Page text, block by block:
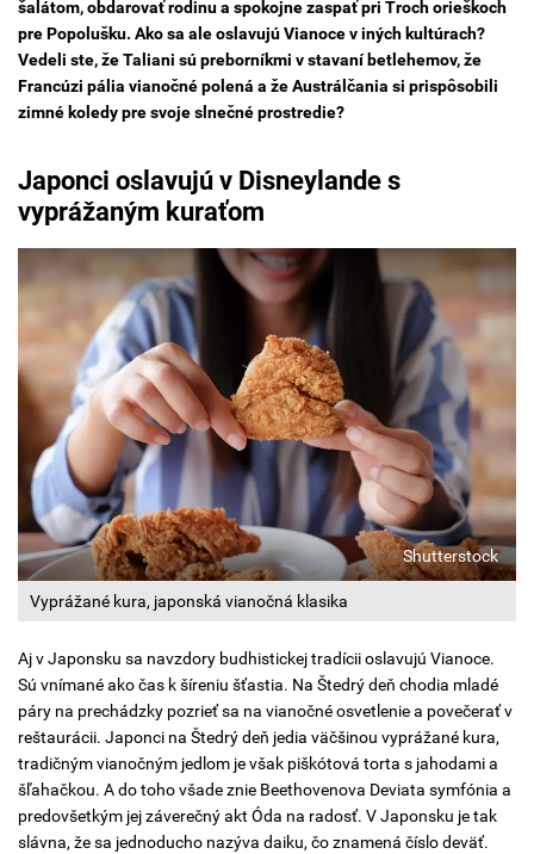
šalátom, obdarovať rodinu a spokojne zaspať pri Troch orieškoch
pre Popolušku. Ako sa ale oslavujú Vianoce v iných kultúrach?
Vedeli ste, že Taliani sú preborníkmi v stavaní betlehemov, že
Francúzi pália vianočné polená a že Austrálčania si prispôsobili
zimné koledy pre svoje slnečné prostredie?
Japonci oslavujú v Disneylande s
vyprážaným kuraťom
Vyprážané kura, japonská vianočná klasika
Shutterstock
Aj v Japonsku sa navzdory budhistickej tradícii oslavujú Vianoce.
Sú vnímané ako čas k šíreniu šťastia. Na Štedrý deň chodia mladé
páry na prechádzky pozrieť sa na vianočné osvetlenie a povečerať v
reštaurácii. Japonci na Štedrý deň jedia väčšinou vyprážané kura,
tradičným vianočným jedlom je však piškótová torta s jahodami a
šľahačkou. A do toho všade znie Beethovenova Deviata symfónia a
predovšetkým jej záverečný akt Óda na radosť. V Japonsku je tak
slávna, že sa jednoducho nazýva daiku, čo znamená číslo deväť.